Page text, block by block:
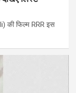
की फिल्म RRR इस